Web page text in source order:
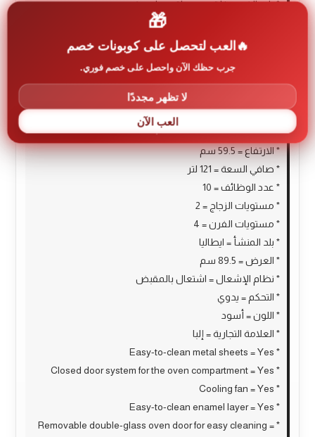
* باب الفرن يغلق بسهولة وبطئ = نعم
* خاصية الطهي المتساوي = نعم
* مؤقت = نعم
* العمق = 55 سم
* إجمالي السعة = 121 لتر
* الارتفاع = 59.5 سم
* صافي السعة = 121 لتر
* عدد الوظائف = 10
* مستويات الزجاج = 2
* مستويات الفرن = 4
* بلد المنشأ = ايطاليا
* العرض = 89.5 سم
* نظام الإشعال = اشتعال بالمقبض
* التحكم = يدوي
* اللون = أسود
* العلامة التجارية = إلبا
* Easy-to-clean metal sheets = Yes
* Closed door system for the oven compartment = Yes
* Cooling fan = Yes
* Easy-to-clean enamel layer = Yes
* Removable double-glass oven door for easy cleaning =
🎁
العب لتحصل على كوبونات خصم
جرب حظك الآن واحصل على خصم فوري.
لا تظهر مجددًا
العب الآن